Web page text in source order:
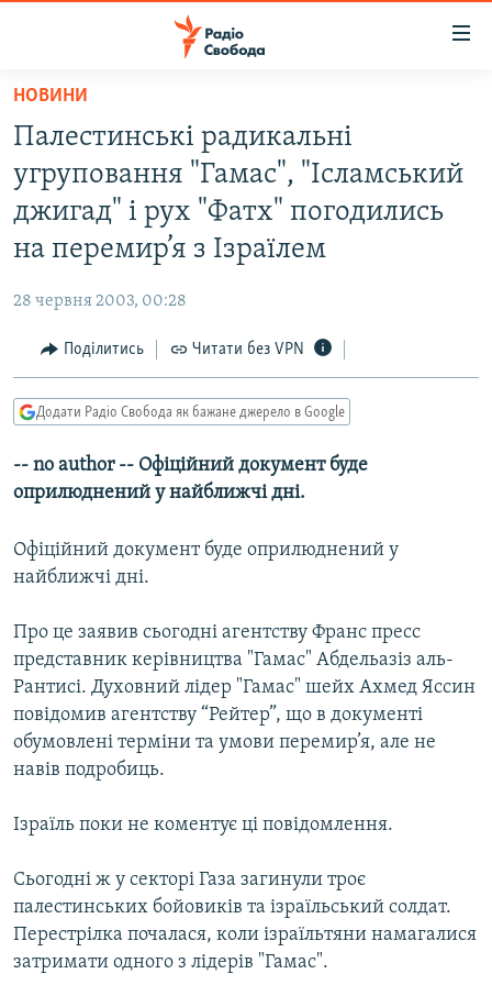
Перейти
основного
матеріалу
Перейти
до
основної
Перейти
пошуку
СТАТТІ
СУСПІЛЬСТВО
КУЛЬТУРА
СПОРТ
СВІТ
ДОНБАС.РЕАЛІЇ
КРИМ.РЕАЛІЇ
ТИ ЯК?
КИТАЙ.ВИКЛИКИ
ФОТО
СПЕЦПРОЄКТИ
ПОДКАСТИ
КРИМ РЕАЛІЇ
РУС
УКР
НОВИНИ
Палестинські радикальні
угруповання "Гамас", "Ісламський
джигад" і рух "Фатх" погодились
на перемир’я з Ізраїлем
28 червня 2003, 00:28
Поділитись Читати без VPN
Додати Радіо Свобода як бажане джерело в Google
-- no author -- Офіційний документ буде
оприлюднений у найближчі дні.
Офіційний документ буде оприлюднений у
найближчі дні.
Про це заявив сьогодні агентству Франс пресс
представник керівництва "Гамас" Абдельазіз аль-
Рантисі. Духовний лідер "Гамас" шейх Ахмед Яссин
повідомив агентству “Рейтер”, що в документі
обумовлені терміни та умови перемир’я, але не
навів подробиць.
Ізраїль поки не коментує ці повідомлення.
Сьогодні ж у секторі Газа загинули троє
палестинських бойовиків та ізраїльський солдат.
Перестрілка почалася, коли ізраїльтяни намагалися
затримати одного з лідерів "Гамас".